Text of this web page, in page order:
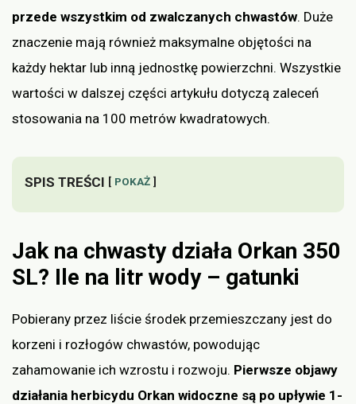
przede wszystkim od zwalczanych chwastów. Duże
znaczenie mają również maksymalne objętości na
każdy hektar lub inną jednostkę powierzchni. Wszystkie
wartości w dalszej części artykułu dotyczą zaleceń
stosowania na 100 metrów kwadratowych.
SPIS TREŚCI POKAŻ
Jak na chwasty działa Orkan 350
SL? Ile na litr wody – gatunki
Pobierany przez liście środek przemieszczany jest do
korzeni i rozłogów chwastów, powodując
zahamowanie ich wzrostu i rozwoju. Pierwsze objawy
działania herbicydu Orkan widoczne są po upływie 1-